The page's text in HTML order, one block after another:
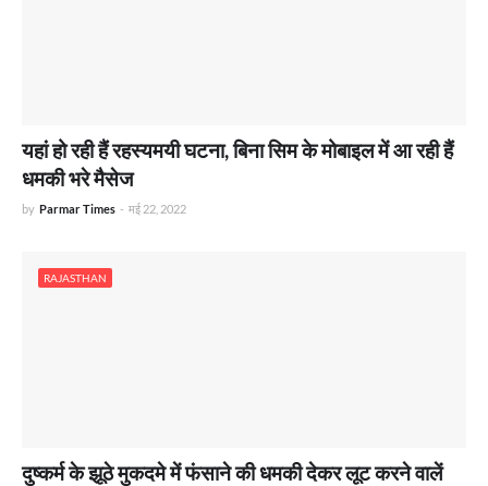
यहां हो रही हैं रहस्यमयी घटना, बिना सिम के मोबाइल में आ रही हैं
धमकी भरे मैसेज
by Parmar Times - मई 22, 2022
RAJASTHAN
दुष्कर्म के झूठे मुकदमे में फंसाने की धमकी देकर लूट करने वालें